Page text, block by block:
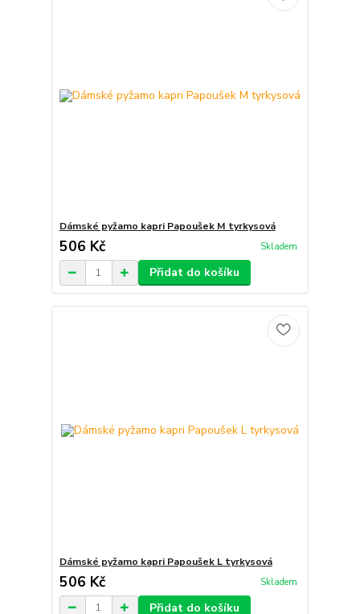
Dámské pyžamo kapri Papoušek M tyrkysová
506 Kč Skladem
Přidat do košíku
Dámské pyžamo kapri Papoušek L tyrkysová
506 Kč Skladem
Přidat do košíku